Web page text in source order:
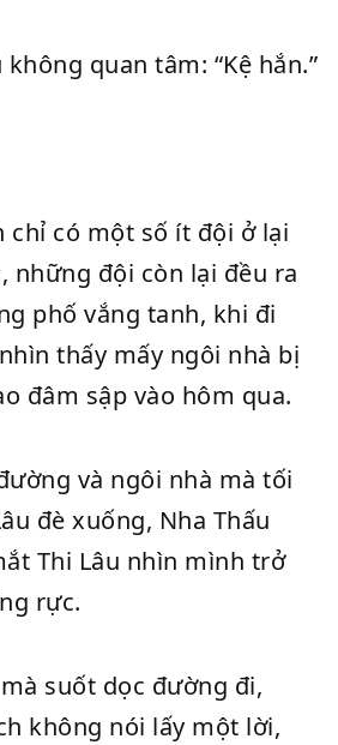
không quan tâm: “Kệ hắn.”
chỉ có một số ít đội ở lại
những đội còn lại đều ra
phố vắng tanh, khi đi
thấy mấy ngôi nhà bị
đâm sập vào hôm qua.
và ngôi nhà mà tối
đè xuống, Nha Thấu
Thi Lâu nhìn mình trở
rực.
suốt dọc đường đi,
không nói lấy một lời,